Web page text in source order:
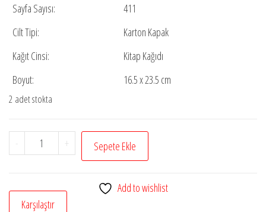
Sayfa Sayısı:
411
Cilt Tipi:
Karton Kapak
Kağıt Cinsi:
Kitap Kağıdı
Boyut:
16.5 x 23.5 cm
2 adet stokta
-
Siyer
Usulü
+ Sepete Ekle
Add to wishlist
Karşılaştır